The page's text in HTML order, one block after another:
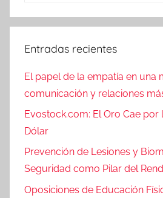
Entradas recientes
El papel de la empatía en una
comunicación y relaciones
Evostock.com: El Oro Cae por
Dólar
Prevención de Lesiones y
Seguridad como Pilar del
Oposiciones de Educación